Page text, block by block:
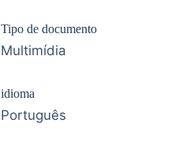
Tipo de documento
Multimídia
idioma
Português